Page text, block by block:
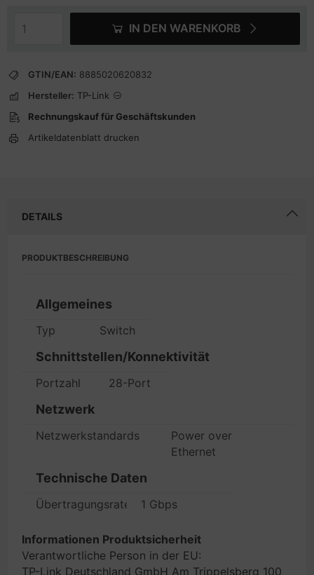
IN DEN WARENKORB
GTIN/EAN: 8885020620832
Hersteller: TP-Link
Rechnungskauf für Geschäftskunden
Artikeldatenblatt drucken
DETAILS
PRODUKTBESCHREIBUNG
Allgemeines
Typ Switch
Schnittstellen/Konnektivität
Portzahl 28-Port
Netzwerk
Netzwerkstandards
Power over
Ethernet
Technische Daten
Übertragungsrate 1 Gbps
Informationen Produktsicherheit
Verantwortliche Person in der EU:
TP-Link Deutschland GmbH Am Trippelsberg 100